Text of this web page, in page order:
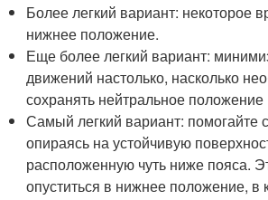
Более легкий вариант: некоторое
нижнее положение.
Еще более легкий вариант:
движений настолько, насколько
сохранять нейтральное положение
Самый легкий вариант: помогайте
опираясь на устойчивую
расположенную чуть ниже пояса.
опуститься в нижнее положение, в